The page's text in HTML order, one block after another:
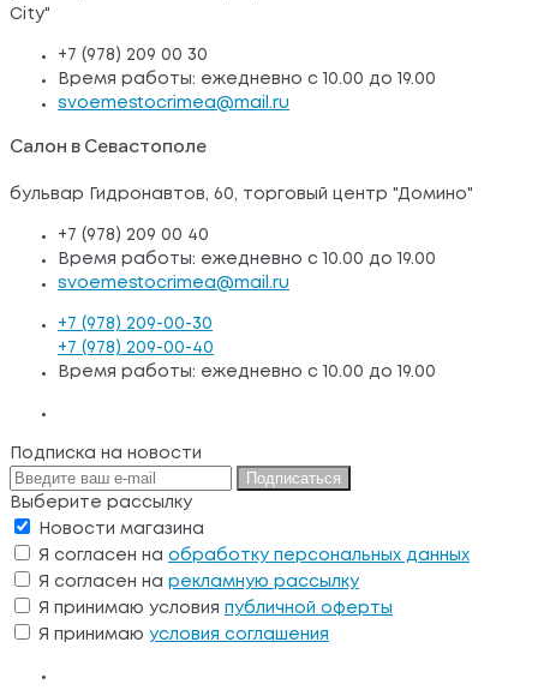
City"
+7 (978) 209 00 30
Время работы: ежедневно с 10.00 до 19.00
svoemestocrimea@mail.ru
Салон в Севастополе
бульвар Гидронавтов, 60, торговый центр "Домино"
+7 (978) 209 00 40
Время работы: ежедневно с 10.00 до 19.00
svoemestocrimea@mail.ru
+7 (978) 209-00-30
+7 (978) 209-00-40
Время работы: ежедневно с 10.00 до 19.00
Подписка на новости
Подписаться
Выберите рассылку
Новости магазина
Я согласен на обработку персональных данных
Я согласен на рекламную рассылку
Я принимаю условия публичной оферты
Я принимаю условия соглашения